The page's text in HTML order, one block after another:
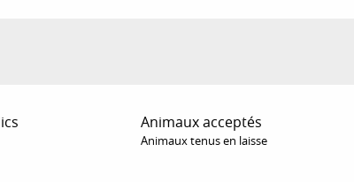
Animaux acceptés
Animaux tenus en laisse